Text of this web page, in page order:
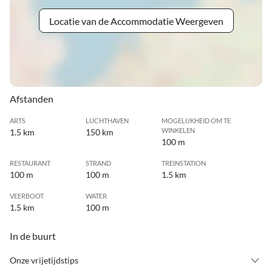
Locatie van de Accommodatie Weergeven
Afstanden
ARTS
1.5 km
LUCHTHAVEN
150 km
MOGELIJKHEID OM TE
WINKELEN
100 m
RESTAURANT
100 m
STRAND
100 m
TREINSTATION
1.5 km
VEERBOOT
1.5 km
WATER
100 m
In de buurt
Onze vrijetijdstips